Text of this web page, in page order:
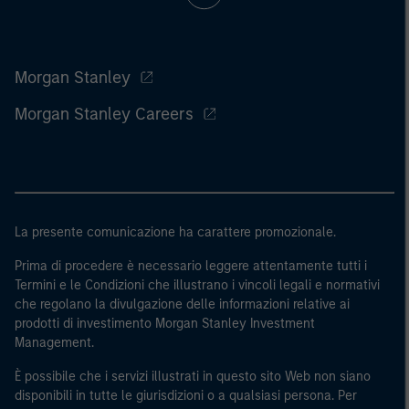
Morgan Stanley
Morgan Stanley Careers
La presente comunicazione ha carattere promozionale.
Prima di procedere è necessario leggere attentamente tutti i
Termini e le Condizioni che illustrano i vincoli legali e normativi
che regolano la divulgazione delle informazioni relative ai
prodotti di investimento Morgan Stanley Investment
Management.
È possibile che i servizi illustrati in questo sito Web non siano
disponibili in tutte le giurisdizioni o a qualsiasi persona. Per